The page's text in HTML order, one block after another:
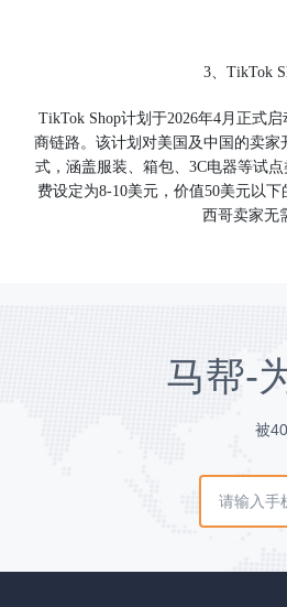
3、TikTok
TikTok Shop计划于2026年4月正式
商链路。该计划对美国及中国的卖
式，涵盖服装、箱包、3C电器等试
费设定为8-10美元，价值50美元以
西哥卖家无
马帮-
被